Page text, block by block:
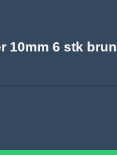
10mm 6 stk brun